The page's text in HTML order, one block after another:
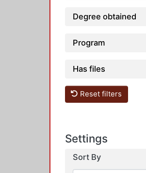
Degree obtained
Program
Has files
Reset filters
Settings
Sort By